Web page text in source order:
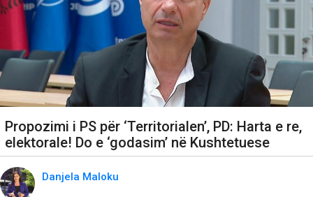
Propozimi i PS për ‘Territorialen’, PD: Harta e re,
elektorale! Do e ‘godasim’ në Kushtetuese
Danjela Maloku